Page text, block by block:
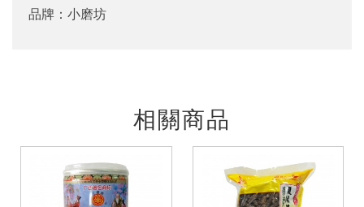
品牌：小磨坊
相關商品